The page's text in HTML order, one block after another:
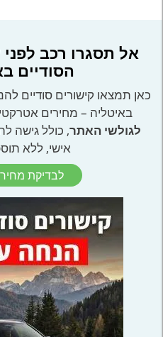
אל תסגרו רכב
הסודיים
כאן תמצאו קישורים סודיים
באיטליה – מחירים
לגולשי האתר
אישי, ללא
לבדיקת